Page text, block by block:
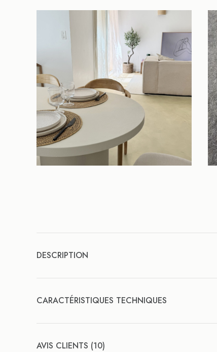
DESCRIPTION
CARACTÉRISTIQUES TECHNIQUES
AVIS CLIENTS (10)